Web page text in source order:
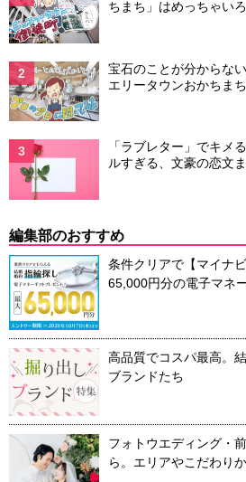
ちまち」はめっちゃい
2
宝石のことが分からな
エリータウンおかちま
3
「ラブレター」でキ
ルすぎる、文豪の恋文
編集部のおすすめ
条件クリアで【マイナ
65,000円分の電子マネ
高品質でコスパ最高。
ブランドたち
フォトウエディング・
ら。エリアやこだわり